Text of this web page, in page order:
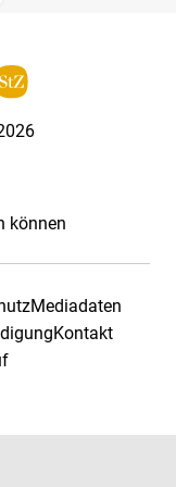
können
Mediadaten
Kontakt